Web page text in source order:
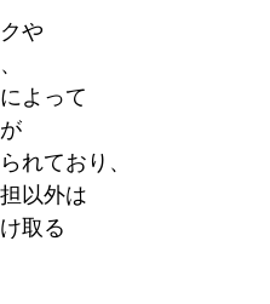
や
よって
れており、
以外は
取る